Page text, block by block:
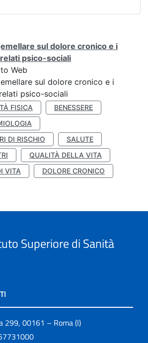
sul dolore cronico e i
psico-sociali
Web
sul dolore cronico e i
psico-sociali
FISICA
BENESSERE
DI RISCHIO
SALUTE
QUALITÀ DELLA VITA
VITA
DOLORE CRONICO
Superiore di Sanità
299, 00161 – Roma (I)